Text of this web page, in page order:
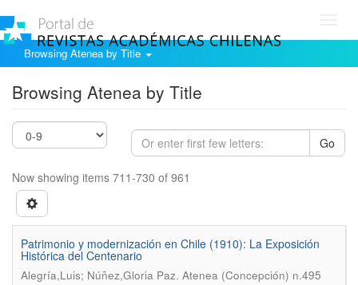
Browsing Atenea by Title
Browsing Atenea by Title
Go
Now showing items 711-730 of 961
Patrimonio y modernización en Chile (1910): La Exposición
Histórica del Centenario
Alegría,Luis; Núñez,Gloria Paz. Atenea (Concepción) n.495